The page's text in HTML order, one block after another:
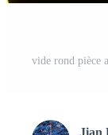
Jian